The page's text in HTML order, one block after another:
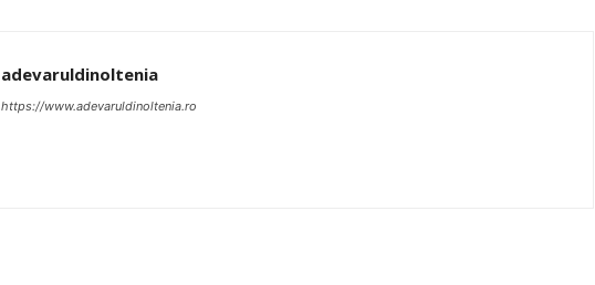
adevaruldinoltenia
https://www.adevaruldinoltenia.ro